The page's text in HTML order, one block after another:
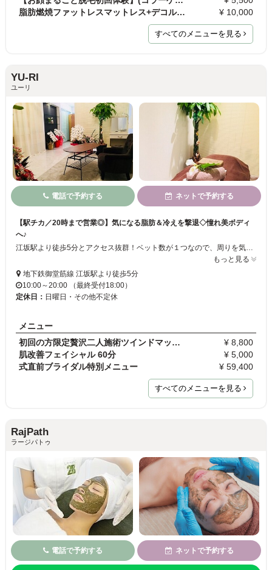
脂肪燃焼ファットレスマットレス+デコルテリンパマッ…
¥ 10,000
すべてのメニューを見る
YU-RI
ユーリ
電話で予約する ネットで予約する
【駅チカ／20時まで営業◎】気になる脂肪＆冷えを撃退◇憧れ美ボディ
へ♪
江坂駅より徒歩5分とアクセス抜群！ベット数が１つなので、周りを気にすることなくリラックスできます◎プライベートな空間＆2人で施術に入ることもあり、贅沢なひとときを感じられます♪どんなダイエットを試しても痩せられない…そんな方も体の内側から温めてアプローチ☆フェイシャルマッサージでむくみをとることで小顔も目指せます！
もっと見る
地下鉄御堂筋線 江坂駅より徒歩5分
10:00～20:00 （最終受付18:00）
定休日： 日曜日・その他不定休
メニュー
初回の方限定贅沢二人施術ツインドマッサージ 120分
¥ 8,800
肌改善フェイシャル 60分
¥ 5,000
式直前ブライダル特別メニュー
¥ 59,400
すべてのメニューを見る
RajPath
ラージパトゥ
電話で予約する ネットで予約する